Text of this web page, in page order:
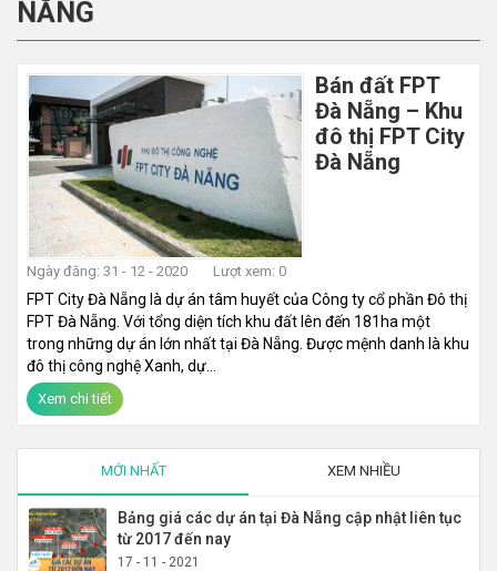
NẴNG
Bán đất FPT
Đà Nẵng – Khu
đô thị FPT City
Đà Nẵng
Ngày đăng: 31 - 12 - 2020 Lượt xem: 0
FPT City Đà Nẵng là dự án tâm huyết của Công ty cổ phần Đô thị
FPT Đà Nẵng. Với tổng diện tích khu đất lên đến 181ha một
trong những dự án lớn nhất tại Đà Nẵng. Được mệnh danh là khu
đô thị công nghệ Xanh, dự...
Xem chi tiết
MỚI NHẤT XEM NHIỀU
Bảng giá các dự án tại Đà Nẵng cập nhật liên tục
từ 2017 đến nay
17 - 11 - 2021